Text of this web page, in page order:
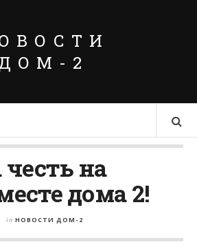
2
честь на
дома 2!
in НОВОСТИ ДОМ-2